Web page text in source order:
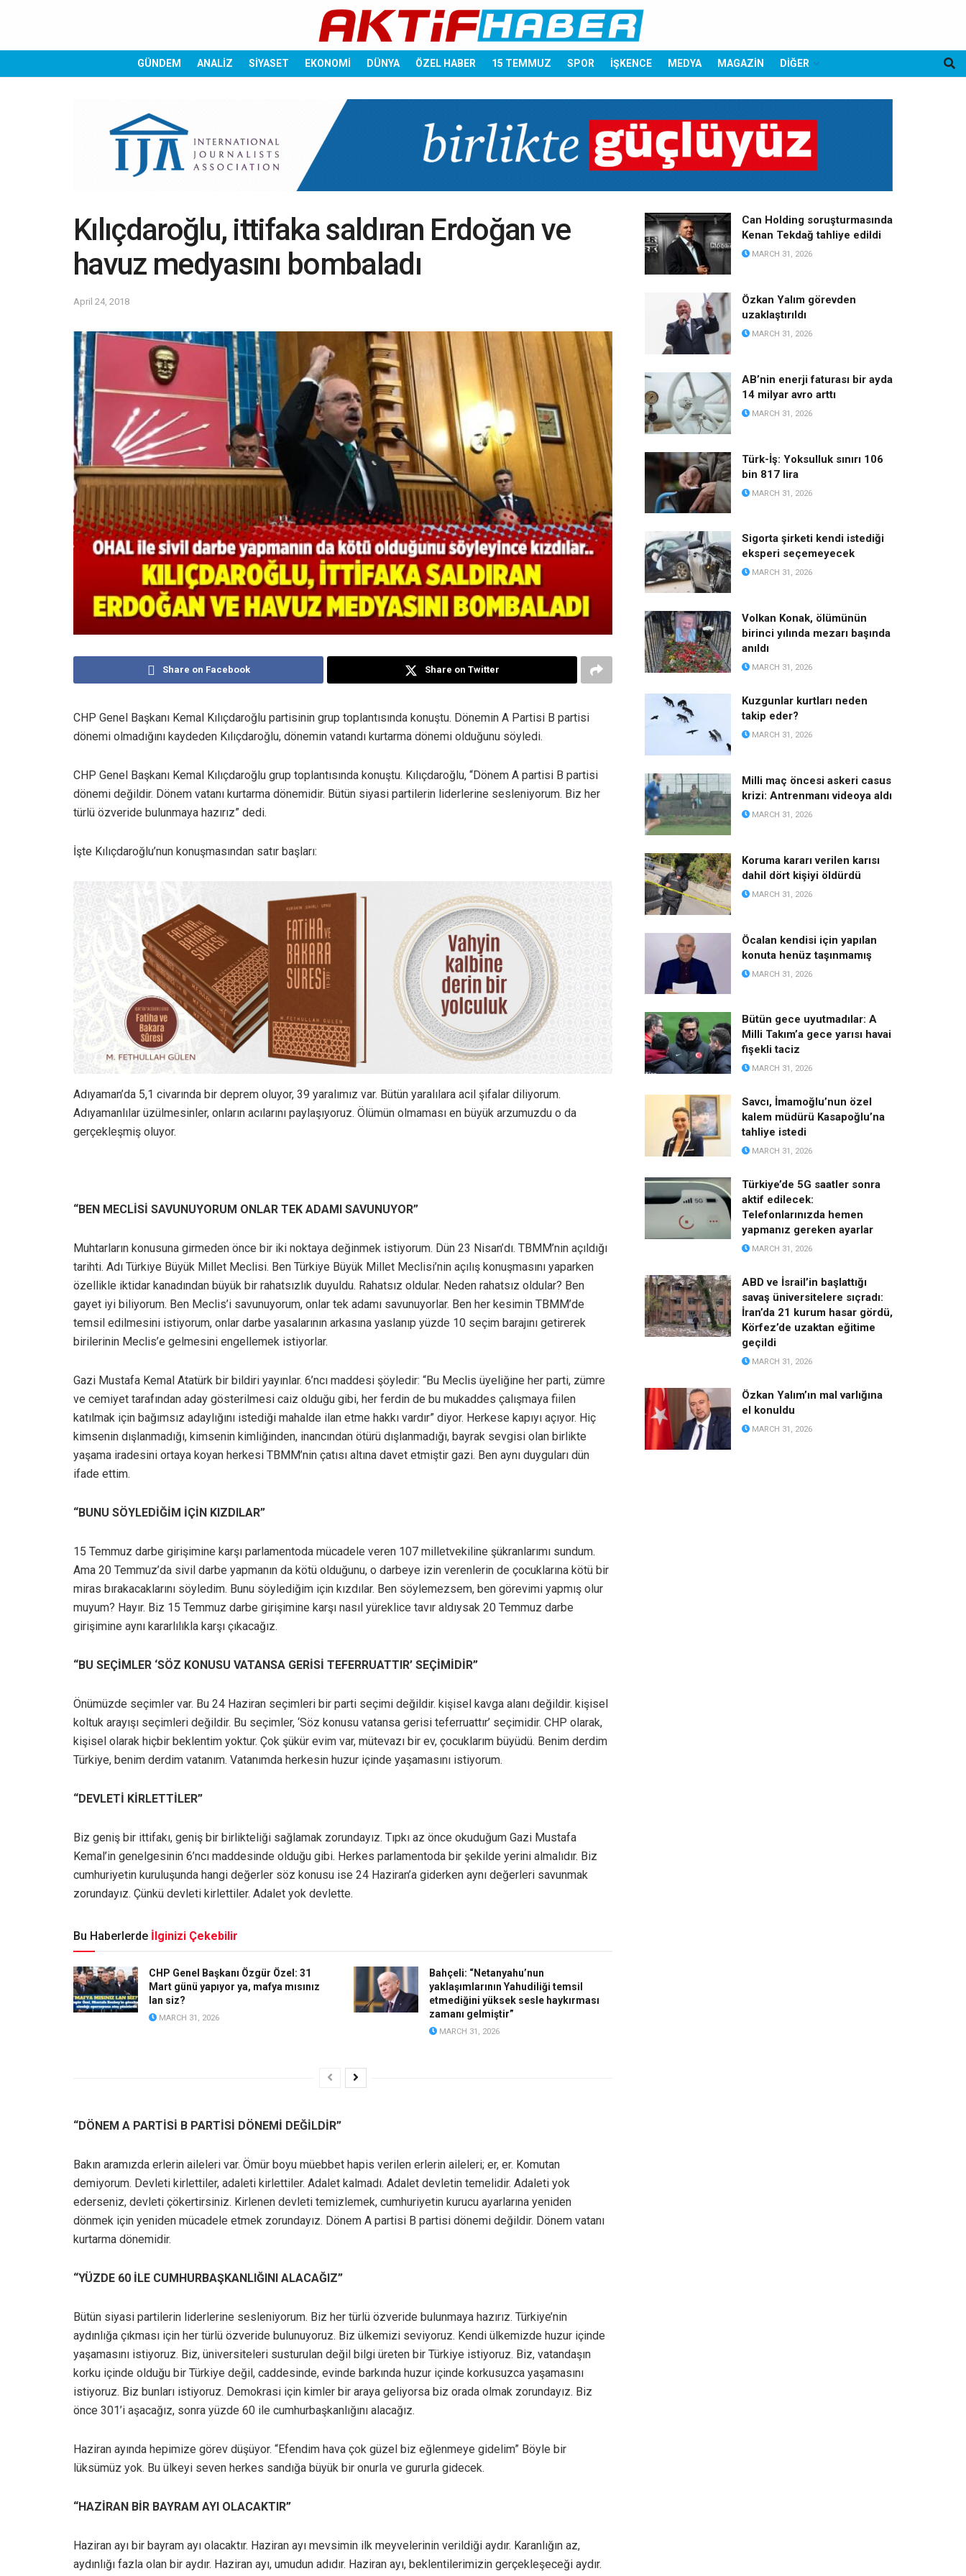
GÜNDEM ANALİZ SİYASET EKONOMİ DÜNYA ÖZEL HABER 15 TEMMUZ SPOR İŞKENCE MEDYA MAGAZİN DİĞER
Kılıçdaroğlu, ittifaka saldıran Erdoğan ve
havuz medyasını bombaladı
April 24, 2018
Share on Facebook Share on Twitter
CHP Genel Başkanı Kemal Kılıçdaroğlu partisinin grup toplantısında konuştu. Dönemin A Partisi B partisi
dönemi olmadığını kaydeden Kılıçdaroğlu, dönemin vatandı kurtarma dönemi olduğunu söyledi.
CHP Genel Başkanı Kemal Kılıçdaroğlu grup toplantısında konuştu. Kılıçdaroğlu, “Dönem A partisi B partisi
dönemi değildir. Dönem vatanı kurtarma dönemidir. Bütün siyasi partilerin liderlerine sesleniyorum. Biz her
türlü özveride bulunmaya hazırız” dedi.
İşte Kılıçdaroğlu’nun konuşmasından satır başları:
Adıyaman’da 5,1 civarında bir deprem oluyor, 39 yaralımız var. Bütün yaralılara acil şifalar diliyorum.
Adıyamanlılar üzülmesinler, onların acılarını paylaşıyoruz. Ölümün olmaması en büyük arzumuzdu o da
gerçekleşmiş oluyor.
“BEN MECLİSİ SAVUNUYORUM ONLAR TEK ADAMI SAVUNUYOR”
Muhtarların konusuna girmeden önce bir iki noktaya değinmek istiyorum. Dün 23 Nisan’dı. TBMM’nin açıldığı
tarihti. Adı Türkiye Büyük Millet Meclisi. Ben Türkiye Büyük Millet Meclisi’nin açılış konuşmasını yaparken
özellikle iktidar kanadından büyük bir rahatsızlık duyuldu. Rahatsız oldular. Neden rahatsız oldular? Ben
gayet iyi biliyorum. Ben Meclis’i savunuyorum, onlar tek adamı savunuyorlar. Ben her kesimin TBMM’de
temsil edilmesini istiyorum, onlar darbe yasalarının arkasına yaslanıp yüzde 10 seçim barajını getirerek
birilerinin Meclis’e gelmesini engellemek istiyorlar.
Gazi Mustafa Kemal Atatürk bir bildiri yayınlar. 6’ncı maddesi şöyledir: “Bu Meclis üyeliğine her parti, zümre
ve cemiyet tarafından aday gösterilmesi caiz olduğu gibi, her ferdin de bu mukaddes çalışmaya fiilen
katılmak için bağımsız adaylığını istediği mahalde ilan etme hakkı vardır” diyor. Herkese kapıyı açıyor. Hiç
kimsenin dışlanmadığı, kimsenin kimliğinden, inancından ötürü dışlanmadığı, bayrak sevgisi olan birlikte
yaşama iradesini ortaya koyan herkesi TBMM’nin çatısı altına davet etmiştir gazi. Ben aynı duyguları dün
ifade ettim.
“BUNU SÖYLEDİĞİM İÇİN KIZDILAR”
15 Temmuz darbe girişimine karşı parlamentoda mücadele veren 107 milletvekiline şükranlarımı sundum.
Ama 20 Temmuz’da sivil darbe yapmanın da kötü olduğunu, o darbeye izin verenlerin de çocuklarına kötü bir
miras bırakacaklarını söyledim. Bunu söylediğim için kızdılar. Ben söylemezsem, ben görevimi yapmış olur
muyum? Hayır. Biz 15 Temmuz darbe girişimine karşı nasıl yüreklice tavır aldıysak 20 Temmuz darbe
girişimine aynı kararlılıkla karşı çıkacağız.
“BU SEÇİMLER ‘SÖZ KONUSU VATANSA GERİSİ TEFERRUATTIR’ SEÇİMİDİR”
Önümüzde seçimler var. Bu 24 Haziran seçimleri bir parti seçimi değildir. kişisel kavga alanı değildir. kişisel
koltuk arayışı seçimleri değildir. Bu seçimler, ‘Söz konusu vatansa gerisi teferruattır’ seçimidir. CHP olarak,
kişisel olarak hiçbir beklentim yoktur. Çok şükür evim var, mütevazı bir ev, çocuklarım büyüdü. Benim derdim
Türkiye, benim derdim vatanım. Vatanımda herkesin huzur içinde yaşamasını istiyorum.
“DEVLETİ KİRLETTİLER”
Biz geniş bir ittifakı, geniş bir birlikteliği sağlamak zorundayız. Tıpkı az önce okuduğum Gazi Mustafa
Kemal’in genelgesinin 6’ncı maddesinde olduğu gibi. Herkes parlamentoda bir şekilde yerini almalıdır. Biz
cumhuriyetin kuruluşunda hangi değerler söz konusu ise 24 Haziran’a giderken aynı değerleri savunmak
zorundayız. Çünkü devleti kirlettiler. Adalet yok devlette.
Bu Haberlerde İlginizi Çekebilir
CHP Genel Başkanı Özgür Özel: 31
Mart günü yapıyor ya, mafya mısınız
lan siz?
MARCH 31, 2026
Bahçeli: “Netanyahu’nun
yaklaşımlarının Yahudiliği temsil
etmediğini yüksek sesle haykırması
zamanı gelmiştir”
MARCH 31, 2026
“DÖNEM A PARTİSİ B PARTİSİ DÖNEMİ DEĞİLDİR”
Bakın aramızda erlerin aileleri var. Ömür boyu müebbet hapis verilen erlerin aileleri; er, er. Komutan
demiyorum. Devleti kirlettiler, adaleti kirlettiler. Adalet kalmadı. Adalet devletin temelidir. Adaleti yok
ederseniz, devleti çökertirsiniz. Kirlenen devleti temizlemek, cumhuriyetin kurucu ayarlarına yeniden
dönmek için yeniden mücadele etmek zorundayız. Dönem A partisi B partisi dönemi değildir. Dönem vatanı
kurtarma dönemidir.
“YÜZDE 60 İLE CUMHURBAŞKANLIĞINI ALACAĞIZ”
Bütün siyasi partilerin liderlerine sesleniyorum. Biz her türlü özveride bulunmaya hazırız. Türkiye’nin
aydınlığa çıkması için her türlü özveride bulunuyoruz. Biz ülkemizi seviyoruz. Kendi ülkemizde huzur içinde
yaşamasını istiyoruz. Biz, üniversiteleri susturulan değil bilgi üreten bir Türkiye istiyoruz. Biz, vatandaşın
korku içinde olduğu bir Türkiye değil, caddesinde, evinde barkında huzur içinde korkusuzca yaşamasını
istiyoruz. Biz bunları istiyoruz. Demokrasi için kimler bir araya geliyorsa biz orada olmak zorundayız. Biz
önce 301’i aşacağız, sonra yüzde 60 ile cumhurbaşkanlığını alacağız.
Haziran ayında hepimize görev düşüyor. “Efendim hava çok güzel biz eğlenmeye gidelim” Böyle bir
lüksümüz yok. Bu ülkeyi seven herkes sandığa büyük bir onurla ve gururla gidecek.
“HAZİRAN BİR BAYRAM AYI OLACAKTIR”
Haziran ayı bir bayram ayı olacaktır. Haziran ayı mevsimin ilk meyvelerinin verildiği aydır. Karanlığın az,
aydınlığı fazla olan bir aydır. Haziran ayı, umudun adıdır. Haziran ayı, beklentilerimizin gerçekleşeceği aydır.
Can Holding soruşturmasında
Kenan Tekdağ tahliye edildi
MARCH 31, 2026
Özkan Yalım görevden
uzaklaştırıldı
MARCH 31, 2026
AB’nin enerji faturası bir ayda
14 milyar avro arttı
MARCH 31, 2026
Türk-İş: Yoksulluk sınırı 106
bin 817 lira
MARCH 31, 2026
Sigorta şirketi kendi istediği
eksperi seçemeyecek
MARCH 31, 2026
Volkan Konak, ölümünün
birinci yılında mezarı başında
anıldı
MARCH 31, 2026
Kuzgunlar kurtları neden
takip eder?
MARCH 31, 2026
Milli maç öncesi askeri casus
krizi: Antrenmanı videoya aldı
MARCH 31, 2026
Koruma kararı verilen karısı
dahil dört kişiyi öldürdü
MARCH 31, 2026
Öcalan kendisi için yapılan
konuta henüz taşınmamış
MARCH 31, 2026
Bütün gece uyutmadılar: A
Milli Takım’a gece yarısı havai
fişekli taciz
MARCH 31, 2026
Savcı, İmamoğlu’nun özel
kalem müdürü Kasapoğlu’na
tahliye istedi
MARCH 31, 2026
Türkiye’de 5G saatler sonra
aktif edilecek:
Telefonlarınızda hemen
yapmanız gereken ayarlar
MARCH 31, 2026
ABD ve İsrail’in başlattığı
savaş üniversitelere sıçradı:
İran’da 21 kurum hasar gördü,
Körfez’de uzaktan eğitime
geçildi
MARCH 31, 2026
Özkan Yalım’ın mal varlığına
el konuldu
MARCH 31, 2026